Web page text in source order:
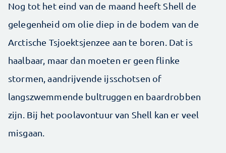
Nog tot het eind van de maand heeft Shell de
gelegenheid om olie diep in de bodem van de
Arctische Tsjoektsjenzee aan te boren. Dat is
haalbaar, maar dan moeten er geen flinke
stormen, aandrijvende ijsschotsen of
langszwemmende bultruggen en baardrobben
zijn. Bij het poolavontuur van Shell kan er veel
misgaan.